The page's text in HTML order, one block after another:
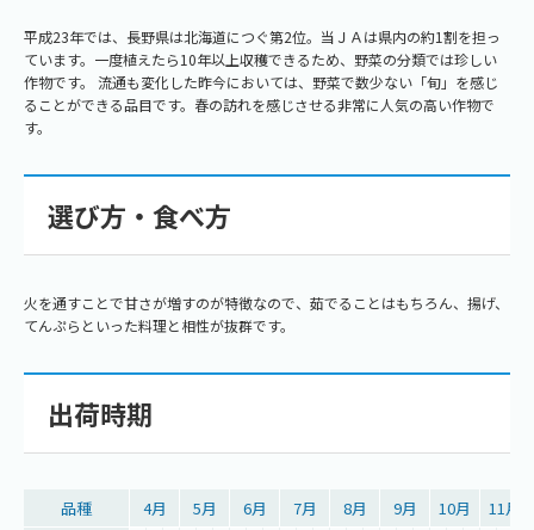
平成23年では、長野県は北海道につぐ第2位。当ＪＡは県内の約1割を担っ
ています。一度植えたら10年以上収穫できるため、野菜の分類では珍しい
作物です。 流通も変化した昨今においては、野菜で数少ない「旬」を感じ
ることができる品目です。春の訪れを感じさせる非常に人気の高い作物で
す。
選び方・食べ方
火を通すことで甘さが増すのが特徴なので、茹でることはもちろん、揚げ、
てんぷらといった料理と相性が抜群です。
出荷時期
品種 4月 5月 6月 7月 8月 9月 10月
11月